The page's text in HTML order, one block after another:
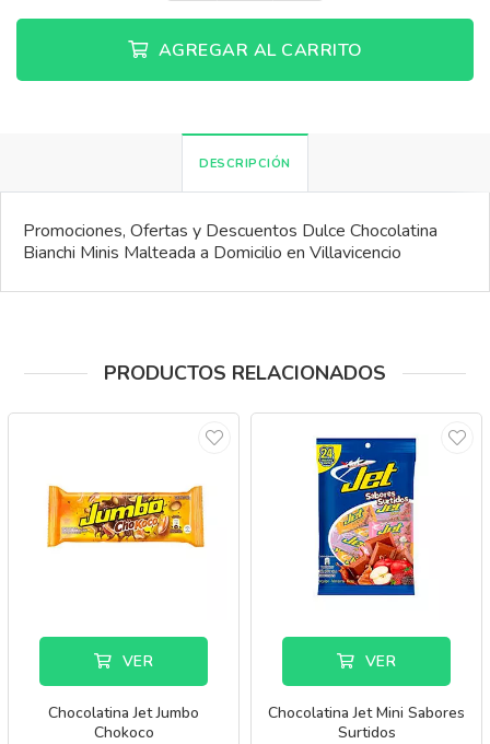
AGREGAR AL CARRITO
DESCRIPCIÓN
Promociones, Ofertas y Descuentos Dulce Chocolatina
Bianchi Minis Malteada a Domicilio en Villavicencio
PRODUCTOS RELACIONADOS
VER
Chocolatina Jet Jumbo
Chokoco
VER
Chocolatina Jet Mini Sabores
Surtidos